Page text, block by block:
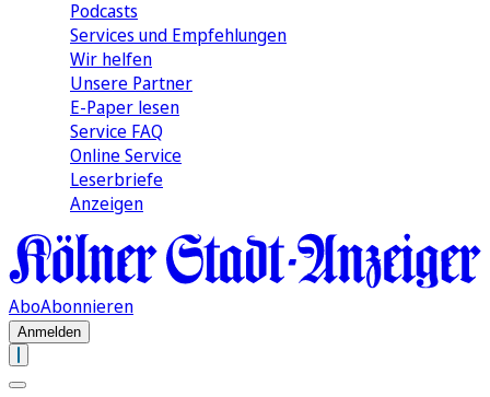
Podcasts
Services und Empfehlungen
Wir helfen
Unsere Partner
E-Paper lesen
Service FAQ
Online Service
Leserbriefe
Anzeigen
AboAbonnieren
Anmelden